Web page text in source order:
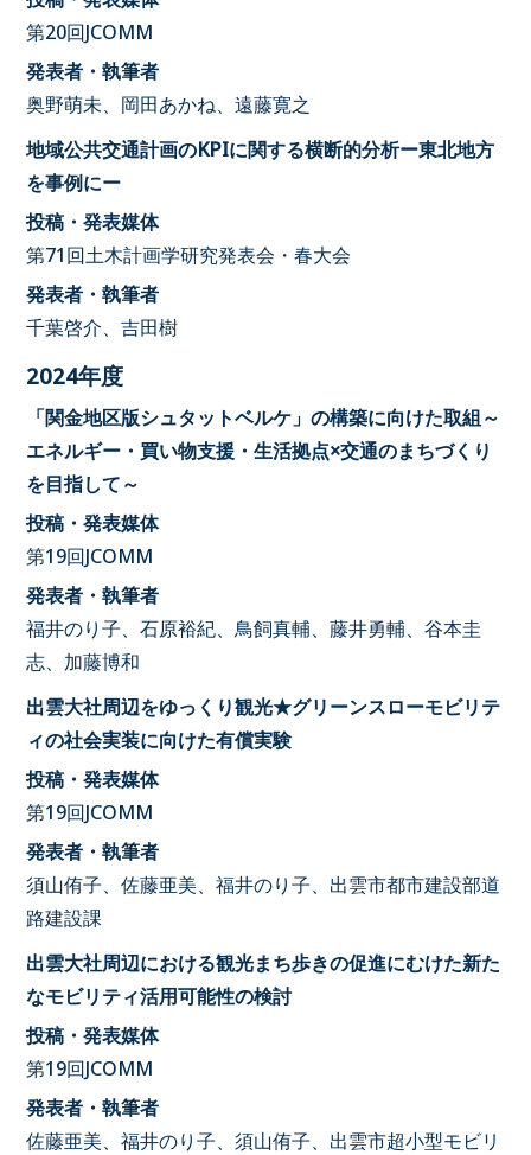
第20回JCOMM
発表者・執筆者
奥野萌未、岡田あかね、遠藤寛之
地域公共交通計画のKPIに関する横断的分析ー東北地方
を事例にー
投稿・発表媒体
第71回土木計画学研究発表会・春大会
発表者・執筆者
千葉啓介、吉田樹
2024年度
「関金地区版シュタットベルケ」の構築に向けた取組～
エネルギー・買い物支援・生活拠点×交通のまちづくり
を目指して～
投稿・発表媒体
第19回JCOMM
発表者・執筆者
福井のり子、石原裕紀、鳥飼真輔、藤井勇輔、谷本圭
志、加藤博和
出雲大社周辺をゆっくり観光★グリーンスローモビリテ
ィの社会実装に向けた有償実験
投稿・発表媒体
第19回JCOMM
発表者・執筆者
須山侑子、佐藤亜美、福井のり子、出雲市都市建設部道
路建設課
出雲大社周辺における観光まち歩きの促進にむけた新た
なモビリティ活用可能性の検討
投稿・発表媒体
第19回JCOMM
発表者・執筆者
佐藤亜美、福井のり子、須山侑子、出雲市超小型モビリ